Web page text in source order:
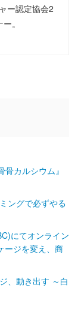
ー認定協会2
。
カルシウム』
ングで必ずやる
にてオンライン
ージを変え、商
、動き出す ～白